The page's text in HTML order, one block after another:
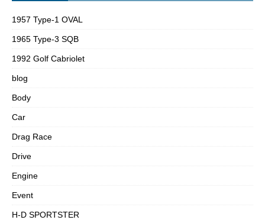
1957 Type-1 OVAL
1965 Type-3 SQB
1992 Golf Cabriolet
blog
Body
Car
Drag Race
Drive
Engine
Event
H-D SPORTSTER